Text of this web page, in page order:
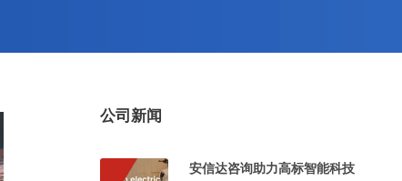
公司新闻
安信达咨询助力高标智能科技